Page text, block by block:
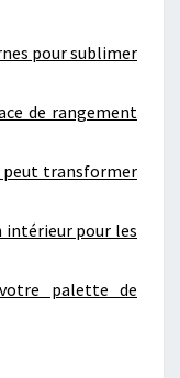
pour sublimer
de rangement
peut transformer
intérieur pour les
palette de